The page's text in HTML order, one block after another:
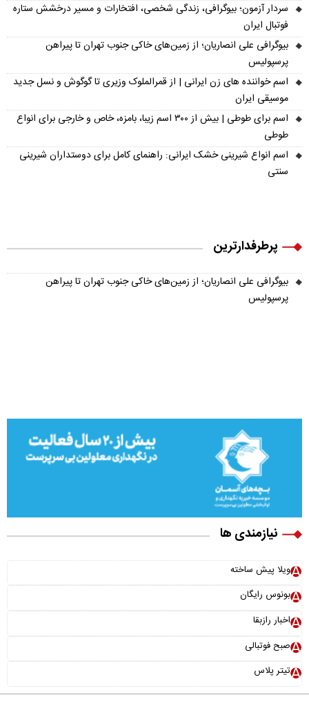
سردار آزمون؛ بیوگرافی، زندگی شخصی، افتخارات و مسیر درخشش ستاره
فوتبال ایران
بیوگرافی علی انصاریان؛ از زمین‌های خاکی جنوب تهران تا پیراهن
پرسپولیس
اسم خواننده های زن ایرانی | از قمرالملوک وزیری تا گوگوش و نسل جدید
موسیقی ایران
اسم برای طوطی | بیش از ۳۰۰ اسم زیبا، بامزه، خاص و خارجی برای انواع
طوطی
اسم انواع شیرینی خشک ایرانی: راهنمای کامل برای دوستداران شیرینی
سنتی
پرطرفدارترین
بیوگرافی علی انصاریان؛ از زمین‌های خاکی جنوب تهران تا پیراهن
پرسپولیس
نیازمندی ها
ویلا پیش ساخته
بونوس رایگان
اخبار رازبقا
صبح فوتبالی
تیتر پلاس
×
نقش سامانه دفاع موشکی «اچ کیو ۹» در امنیت ملی کشور